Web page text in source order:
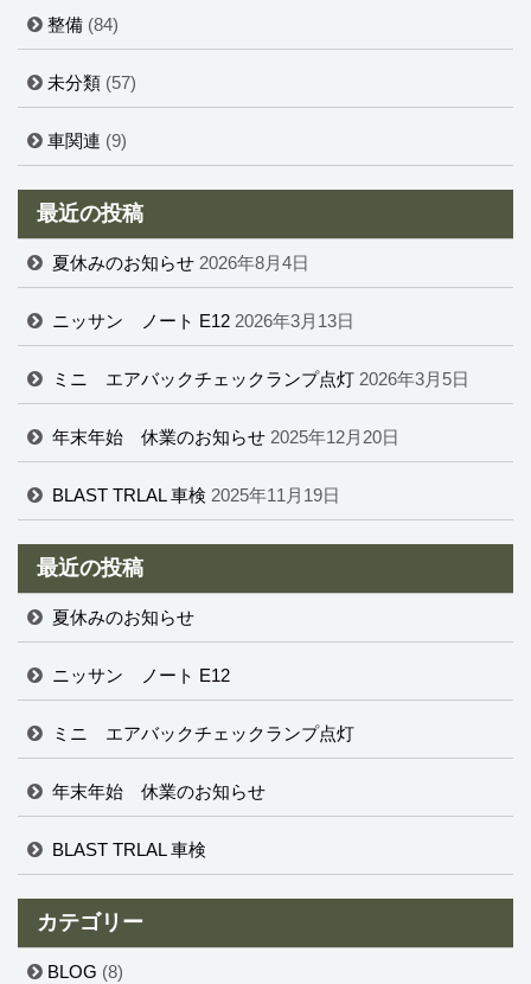
整備 (84)
未分類 (57)
車関連 (9)
最近の投稿
夏休みのお知らせ 2026年8月4日
ニッサン ノート E12 2026年3月13日
ミニ エアバックチェックランプ点灯 2026年3月5日
年末年始 休業のお知らせ 2025年12月20日
BLAST TRLAL 車検 2025年11月19日
最近の投稿
夏休みのお知らせ
ニッサン ノート E12
ミニ エアバックチェックランプ点灯
年末年始 休業のお知らせ
BLAST TRLAL 車検
カテゴリー
BLOG (8)